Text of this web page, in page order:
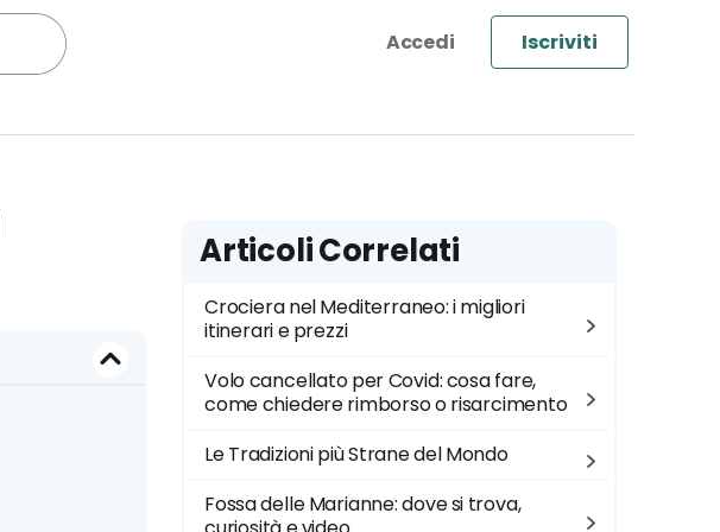
Iscriviti
Articoli Correlati
Crociera nel Mediterraneo: i migliori
itinerari e prezzi
Volo cancellato per Covid: cosa fare,
come chiedere rimborso o risarcimento
Le Tradizioni più Strane del Mondo
Fossa delle Marianne: dove si trova,